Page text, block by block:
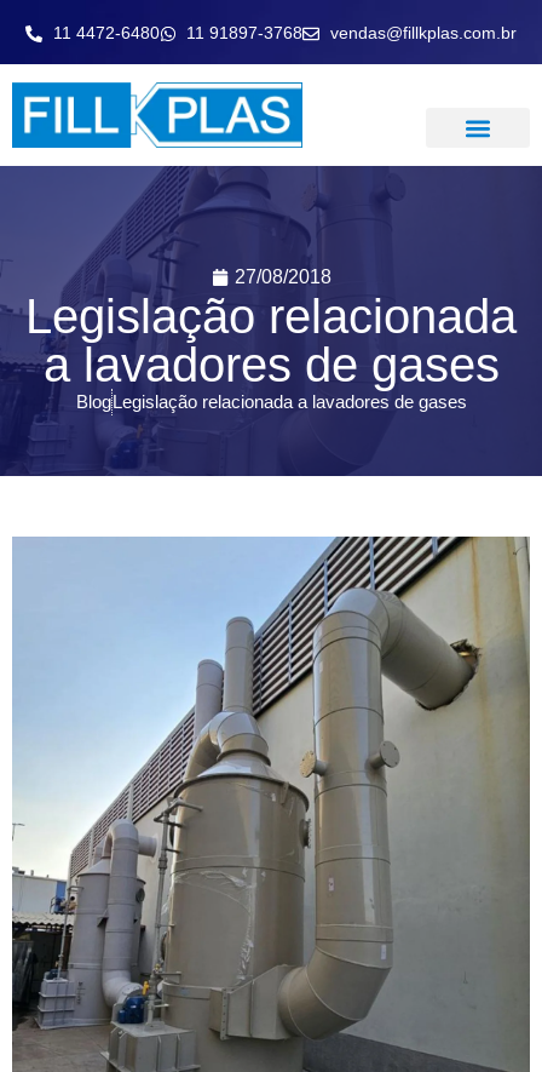
11 4472-6480 11 91897-3768 vendas@fillkplas.com.br
27/08/2018
Legislação relacionada
a lavadores de gases
BlogLegislação relacionada a lavadores de gases